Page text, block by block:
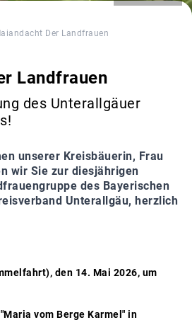
Der Landfrauen
Landfrauen
des Unterallgäuer
unserer Kreisbäuerin, Frau
wir Sie zur diesjährigen
des Bayerischen
Unterallgäu, herzlich
den 14. Mai 2026, um
vom Berge Karmel" in